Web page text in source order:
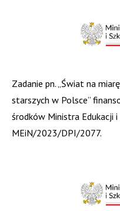
Zadanie pn. „Świat na
starszych w Polsce”
środków Ministra Edukacji
MEiN/2023/DPI/2077.